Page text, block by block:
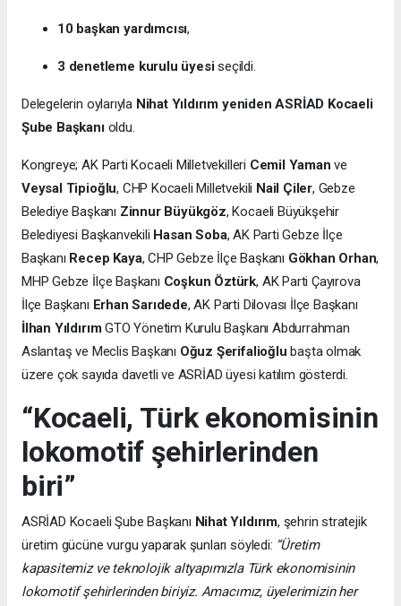
10 başkan yardımcısı,
3 denetleme kurulu üyesiseçildi.
Delegelerin oylarıyla Nihat Yıldırım yeniden ASRİAD Kocaeli
Şube Başkanıoldu.
Kongreye; AK Parti Kocaeli Milletvekilleri Cemil Yaman ve
Veysal Tipioğlu, CHP Kocaeli Milletvekili Nail Çiler, Gebze
Belediye Başkanı Zinnur Büyükgöz, Kocaeli Büyükşehir
Belediyesi Başkanvekili Hasan Soba, AK Parti Gebze İlçe
Başkanı Recep Kaya, CHP Gebze İlçe Başkanı Gökhan Orhan,
MHP Gebze İlçe Başkanı Coşkun Öztürk, AK Parti Çayırova
İlçe Başkanı Erhan Sarıdede, AK Parti Dilovası İlçe Başkanı
İlhan YıldırımGTO Yönetim Kurulu Başkanı Abdurrahman
Aslantaş ve Meclis Başkanı Oğuz Şerifalioğlu başta olmak
üzere çok sayıda davetli ve ASRİAD üyesi katılım gösterdi.
“Kocaeli, Türk ekonomisinin
lokomotif şehirlerinden
biri”
ASRİAD Kocaeli Şube Başkanı Nihat Yıldırım, şehrin stratejik
üretim gücüne vurgu yaparak şunları söyledi: “Üretim
kapasitemiz ve teknolojik altyapımızla Türk ekonomisinin
lokomotif şehirlerinden biriyiz. Amacımız, üyelerimizin her